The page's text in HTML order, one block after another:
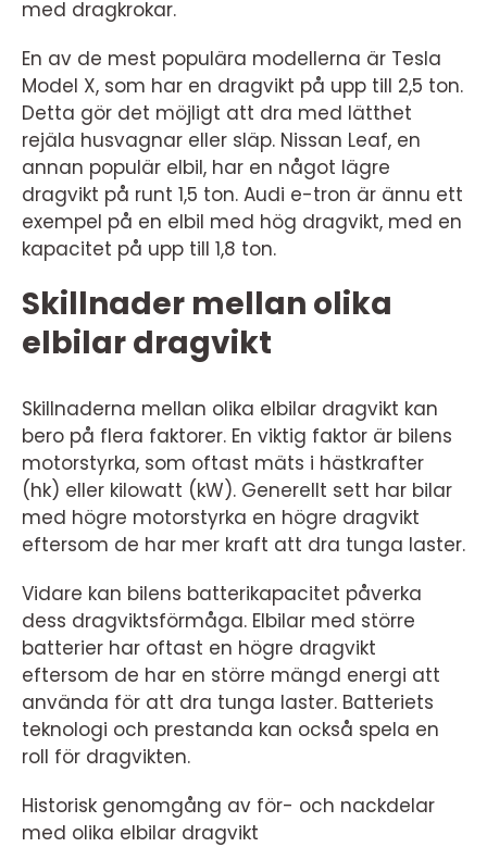
med dragkrokar.
En av de mest populära modellerna är Tesla
Model X, som har en dragvikt på upp till 2,5 ton.
Detta gör det möjligt att dra med lätthet
rejäla husvagnar eller släp. Nissan Leaf, en
annan populär elbil, har en något lägre
dragvikt på runt 1,5 ton. Audi e-tron är ännu ett
exempel på en elbil med hög dragvikt, med en
kapacitet på upp till 1,8 ton.
Skillnader mellan olika
elbilar dragvikt
Skillnaderna mellan olika elbilar dragvikt kan
bero på flera faktorer. En viktig faktor är bilens
motorstyrka, som oftast mäts i hästkrafter
(hk) eller kilowatt (kW). Generellt sett har bilar
med högre motorstyrka en högre dragvikt
eftersom de har mer kraft att dra tunga laster.
Vidare kan bilens batterikapacitet påverka
dess dragviktsförmåga. Elbilar med större
batterier har oftast en högre dragvikt
eftersom de har en större mängd energi att
använda för att dra tunga laster. Batteriets
teknologi och prestanda kan också spela en
roll för dragvikten.
Historisk genomgång av för- och nackdelar
med olika elbilar dragvikt